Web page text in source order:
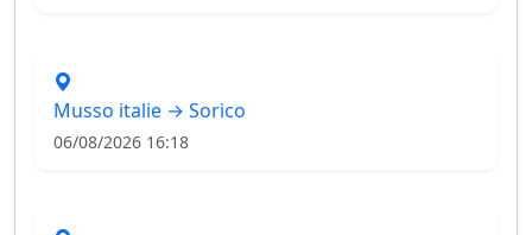
Musso italie → Sorico
06/08/2026 16:18